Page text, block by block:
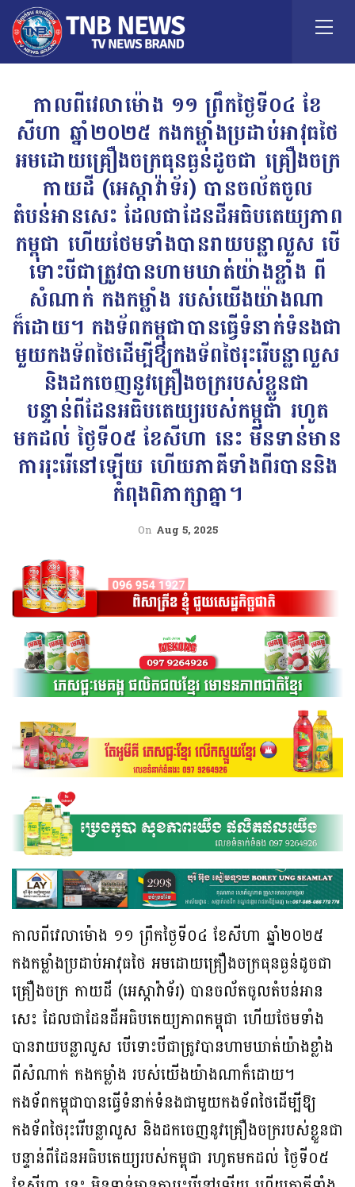
កាលពីវេលាម៉ោង ១១ ព្រឹកថ្ងៃទី០៤ ខែ
សីហា ឆ្នាំ២០២៥ កងកម្លាំងប្រដាប់អាវុធថៃ
អមដោយគ្រឿងចក្រធុនធ្ងន់ដូចជា គ្រឿងចក្រ
កាយដី (អេស្កាវ៉ាទ័រ) បានចល័តចូល
តំបន់អានសេះ ដែលជាដែនដីអធិបតេយ្យភាព
កម្ពុជា ហើយថែមទាំងបានរាយបន្លាលួស បើ
ទោះបីជាត្រូវបានហាមឃាត់យ៉ាងខ្លាំង ពី
សំណាក់ កងកម្លាំង របស់យើងយ៉ាងណា
ក៏ដោយ។ កងទ័ពកម្ពុជាបានធ្វើទំនាក់ទំនងជា
មួយកងទ័ពថៃដើម្បីឱ្យកងទ័ពថៃរុះរើបន្លាលួស
និងដកចេញនូវគ្រឿងចក្ររបស់ខ្លួនជា
បន្ទាន់ពីដែនអធិបតេយ្យរបស់កម្ពុជា រហូត
មកដល់ ថ្ងៃទី០៥ ខែសីហា នេះ មិនទាន់មាន
ការរុះរើនៅឡើយ ហើយភាគីទាំងពីរបាននិង
កំពុងពិភាក្សាគ្នា។
On Aug 5, 2025
កាលពីវេលាម៉ោង ១១ ព្រឹកថ្ងៃទី០៤ ខែសីហា ឆ្នាំ២០២៥
កងកម្លាំងប្រដាប់អាវុធថៃ អមដោយគ្រឿងចក្រធុនធ្ងន់ដូចជា
គ្រឿងចក្រ កាយដី (អេស្កាវ៉ាទ័រ) បានចល័តចូលតំបន់អាន
សេះ ដែលជាដែនដីអធិបតេយ្យភាពកម្ពុជា ហើយថែមទាំង
បានរាយបន្លាលួស បើទោះបីជាត្រូវបានហាមឃាត់យ៉ាងខ្លាំង
ពីសំណាក់ កងកម្លាំង របស់យើងយ៉ាងណាក៏ដោយ។
កងទ័ពកម្ពុជាបានធ្វើទំនាក់ទំនងជាមួយកងទ័ពថៃដើម្បីឱ្យ
កងទ័ពថៃរុះរើបន្លាលួស និងដកចេញនូវគ្រឿងចក្ររបស់ខ្លួនជា
បន្ទាន់ពីដែនអធិបតេយ្យរបស់កម្ពុជា រហូតមកដល់ ថ្ងៃទី០៥